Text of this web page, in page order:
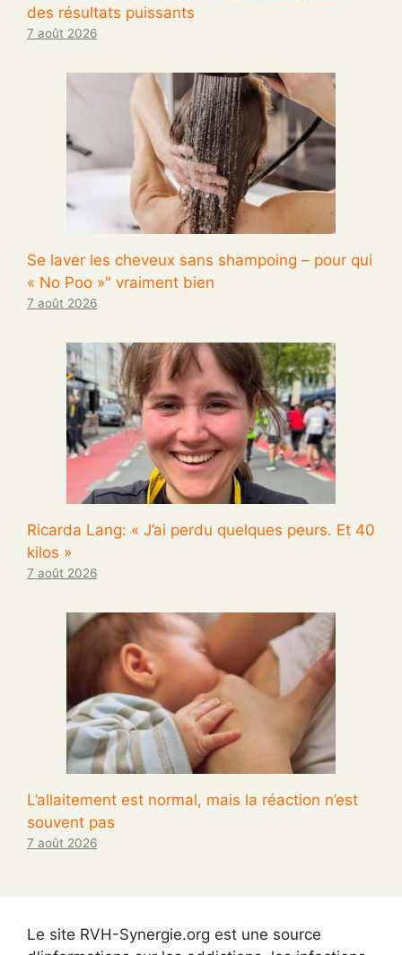
des résultats puissants
7 août 2026
Se laver les cheveux sans shampoing – pour qui
« No Poo »" vraiment bien
7 août 2026
Ricarda Lang: « J’ai perdu quelques peurs. Et 40
kilos »
7 août 2026
L’allaitement est normal, mais la réaction n’est
souvent pas
7 août 2026
Le site RVH-Synergie.org est une source